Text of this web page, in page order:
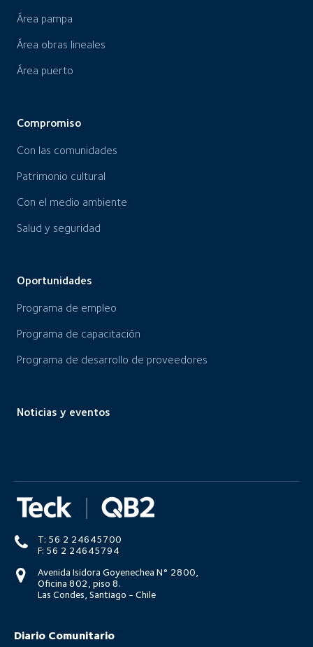
Área pampa
Área obras lineales
Área puerto
Compromiso
Con las comunidades
Patrimonio cultural
Con el medio ambiente
Salud y seguridad
Oportunidades
Programa de empleo
Programa de capacitación
Programa de desarrollo de proveedores
Noticias y eventos
T: 56 2 24645700
F: 56 2 24645794
Avenida Isidora Goyenechea N° 2800,
Oficina 802, piso 8.
Las Condes, Santiago - Chile
Diario Comunitario